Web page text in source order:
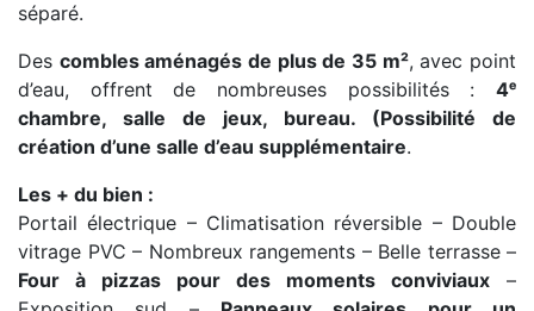
séparé.
Des combles aménagés de plus de 35 m², avec point
d’eau, offrent de nombreuses possibilités : 4ᵉ
chambre, salle de jeux, bureau. (Possibilité de
création d’une salle d’eau supplémentaire.
Les + du bien :
Portail électrique – Climatisation réversible – Double
vitrage PVC – Nombreux rangements – Belle terrasse –
Four à pizzas pour des moments conviviaux –